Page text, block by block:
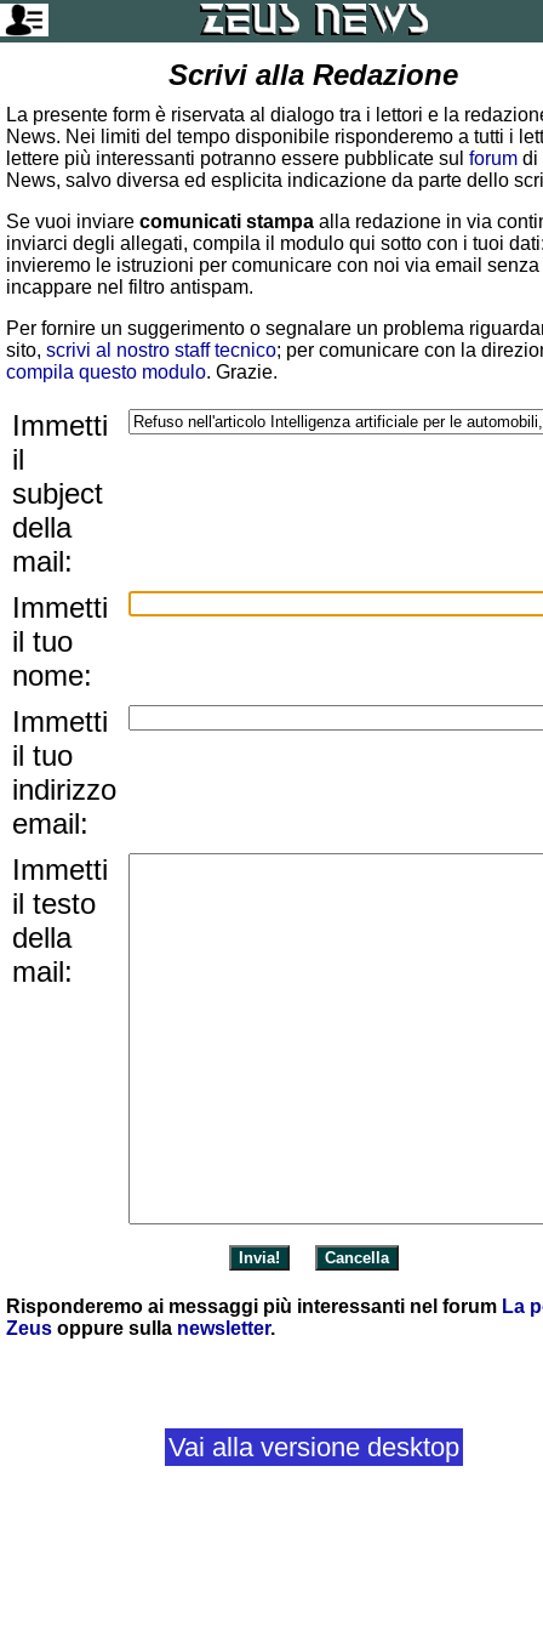
Scrivi alla Redazione
La presente form è riservata al dialogo tra i lettori e la
News. Nei limiti del tempo disponibile risponderemo a tutti i
lettere più interessanti potranno essere pubblicate sul forum di
News, salvo diversa ed esplicita indicazione da parte dello
Se vuoi inviare comunicati stampa alla redazione in via
inviarci degli allegati, compila il modulo qui sotto con i tuoi
invieremo le istruzioni per comunicare con noi via email senza
incappare nel filtro antispam.
Per fornire un suggerimento o segnalare un problema
sito, scrivi al nostro staff tecnico; per comunicare con la
compila questo modulo. Grazie.
Immetti
il
subject
della
mail:
Immetti
il tuo
nome:
Immetti
il tuo
indirizzo
email:
Immetti
il testo
della
mail:
Risponderemo ai messaggi più interessanti nel forum La
Zeus oppure sulla newsletter.
Vai alla versione desktop